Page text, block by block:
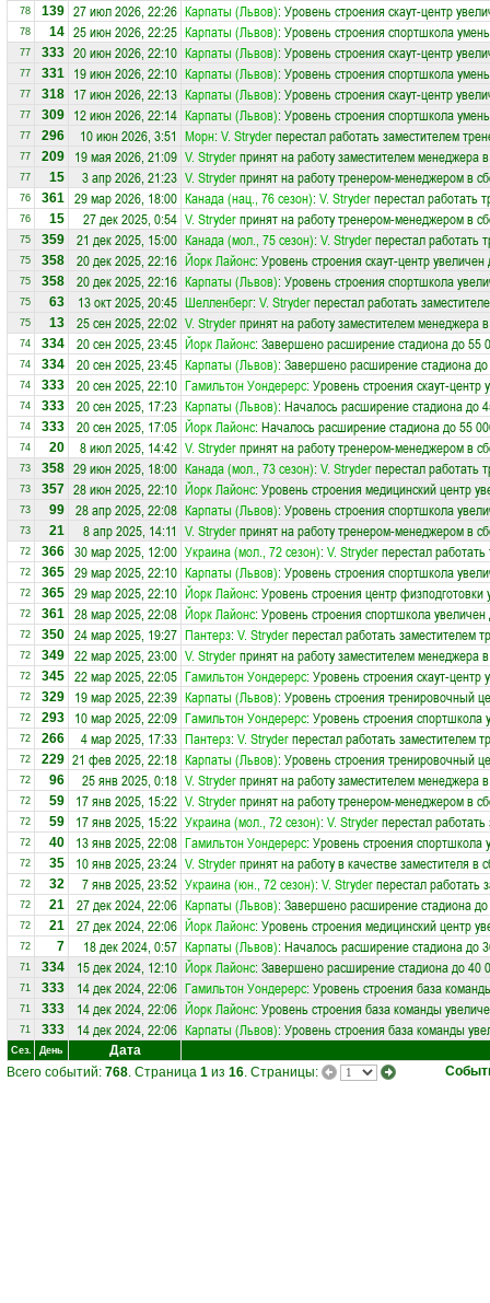
78 139 27 июл 2026, 22:26 Карпаты (Львов): Уровень строения скаут-центр
78 14 25 июн 2026, 22:25 Карпаты (Львов): Уровень строения спортшкола
77 333 20 июн 2026, 22:10 Карпаты (Львов): Уровень строения скаут-центр
77 331 19 июн 2026, 22:10 Карпаты (Львов): Уровень строения спортшкола
77 318 17 июн 2026, 22:13 Карпаты (Львов): Уровень строения скаут-центр
77 309 12 июн 2026, 22:14 Карпаты (Львов): Уровень строения спортшкола
77 296 10 июн 2026, 3:51 Морн: V. Stryderперестал работать заместителем
77 209 19 мая 2026, 21:09 V. Stryderпринят на работу заместителем менеджера
77 15 3 апр 2026, 21:23 V. Stryderпринят на работу тренером-менеджером в
76 361 29 мар 2026, 18:00 Канада (нац., 76 сезон): V. Stryderперестал работать
76 15 27 дек 2025, 0:54 V. Stryderпринят на работу тренером-менеджером в
75 359 21 дек 2025, 15:00 Канада (мол., 75 сезон): V. Stryderперестал работать
75 358 20 дек 2025, 22:16 Йорк Лайонс: Уровень строения скаут-центр
75 358 20 дек 2025, 22:16 Карпаты (Львов): Уровень строения спортшкола
75 63 13 окт 2025, 20:45 Шелленберг: V. Stryderперестал работать
75 13 25 сен 2025, 22:02 V. Stryderпринят на работу заместителем менеджера
74 334 20 сен 2025, 23:45 Йорк Лайонс: Завершено расширение стадиона до 55
74 334 20 сен 2025, 23:45 Карпаты (Львов): Завершено расширение стадиона
74 333 20 сен 2025, 22:10 Гамильтон Уондерерс: Уровень строения скаут-центр
74 333 20 сен 2025, 17:23 Карпаты (Львов): Началось расширение стадиона до
74 333 20 сен 2025, 17:05 Йорк Лайонс: Началось расширение стадиона до 55
74 20 8 июл 2025, 14:42 V. Stryderпринят на работу тренером-менеджером в
73 358 29 июн 2025, 18:00 Канада (мол., 73 сезон): V. Stryderперестал работать
73 357 28 июн 2025, 22:10 Йорк Лайонс: Уровень строения медицинский центр
73 99 28 апр 2025, 22:08 Карпаты (Львов): Уровень строения спортшкола
73 21 8 апр 2025, 14:11 V. Stryderпринят на работу тренером-менеджером в
72 366 30 мар 2025, 12:00 Украина (мол., 72 сезон): V. Stryderперестал
72 365 29 мар 2025, 22:10 Карпаты (Львов): Уровень строения спортшкола
72 365 29 мар 2025, 22:10 Йорк Лайонс: Уровень строения центр физподготовки
72 361 28 мар 2025, 22:08 Йорк Лайонс: Уровень строения спортшкола
72 350 24 мар 2025, 19:27 Пантерз: V. Stryderперестал работать заместителем
72 349 22 мар 2025, 23:00 V. Stryderпринят на работу заместителем менеджера
72 345 22 мар 2025, 22:05 Гамильтон Уондерерс: Уровень строения скаут-центр
72 329 19 мар 2025, 22:39 Карпаты (Львов): Уровень строения тренировочный
72 293 10 мар 2025, 22:09 Гамильтон Уондерерс: Уровень строения спортшкола
72 266 4 мар 2025, 17:33 Пантерз: V. Stryderперестал работать заместителем
72 229 21 фев 2025, 22:18 Карпаты (Львов): Уровень строения тренировочный
72 96 25 янв 2025, 0:18 V. Stryderпринят на работу заместителем менеджера
72 59 17 янв 2025, 15:22 V. Stryderпринят на работу тренером-менеджером в
72 59 17 янв 2025, 15:22 Украина (мол., 72 сезон): V. Stryderперестал
72 40 13 янв 2025, 22:08 Гамильтон Уондерерс: Уровень строения спортшкола
72 35 10 янв 2025, 23:24 V. Stryderпринят на работу в качестве заместителя в
72 32 7 янв 2025, 23:52 Украина (юн., 72 сезон): V. Stryderперестал работать
72 21 27 дек 2024, 22:06 Карпаты (Львов): Завершено расширение стадиона
72 21 27 дек 2024, 22:06 Йорк Лайонс: Уровень строения медицинский центр
72 7 18 дек 2024, 0:57 Карпаты (Львов): Началось расширение стадиона до
71 334 15 дек 2024, 12:10 Йорк Лайонс: Завершено расширение стадиона до 40
71 333 14 дек 2024, 22:06 Гамильтон Уондерерс: Уровень строения база
71 333 14 дек 2024, 22:06 Йорк Лайонс: Уровень строения база команды
71 333 14 дек 2024, 22:06 Карпаты (Львов): Уровень строения база команды
Сез. День
Дата
Всего событий: 768. Страница 1 из 16. Страницы: